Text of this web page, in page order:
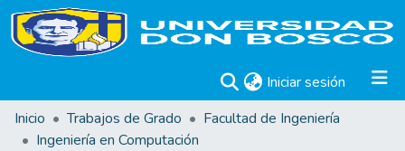
Iniciar sesión (current)
Inicio
Trabajos de Grado
Facultad de Ingeniería
Ingeniería en Computación